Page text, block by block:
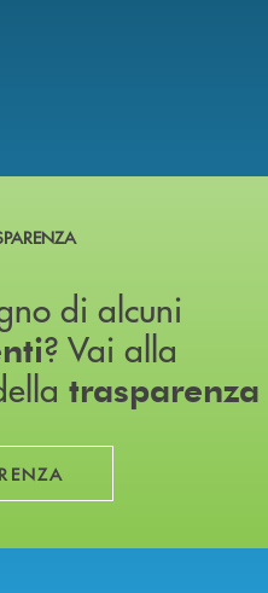
alcuni documenti ? Vai
di alcuni
? Vai alla
trasparenza